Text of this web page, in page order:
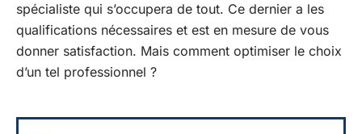
spécialiste qui s’occupera de tout. Ce dernier a les
qualifications nécessaires et est en mesure de vous
donner satisfaction. Mais comment optimiser le choix
d’un tel professionnel ?